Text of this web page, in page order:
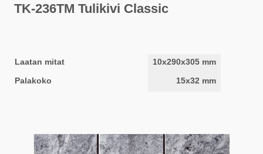
TK-236TM Tulikivi Classic
Laatan mitat
10x290x305 mm
Palakoko
15x32 mm